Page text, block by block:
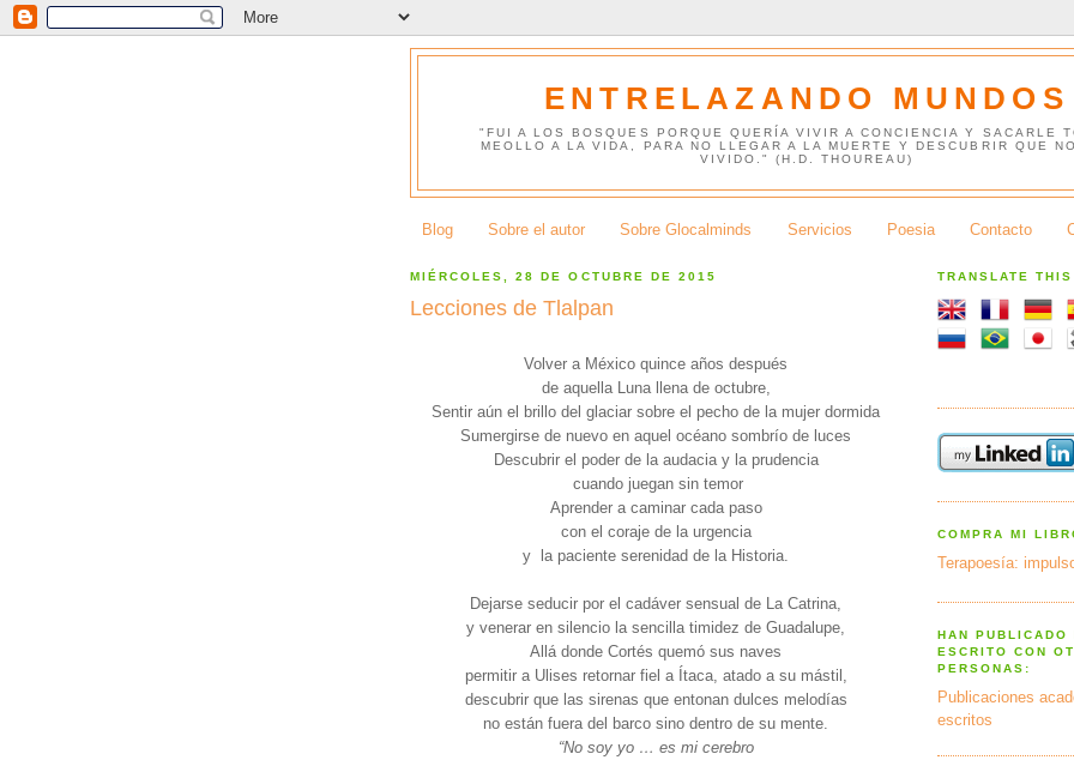
ENTRELAZANDO MUNDOS
"FUI A LOS BOSQUES PORQUE QUERÍA VIVIR A CONCIENCIA Y SACARLE
MEOLLO A LA VIDA, PARA NO LLEGAR A LA MUERTE Y DESCUBRIR QUE
VIVIDO." (H.D. THOUREAU)
Blog Sobre el autor Sobre Glocalminds Servicios Poesia Contacto
MIÉRCOLES, 28 DE OCTUBRE DE 2015
Lecciones de Tlalpan
Volver a México quince años después
de aquella Luna llena de octubre,
Sentir aún el brillo del glaciar sobre el pecho de la mujer dormida
Sumergirse de nuevo en aquel océano sombrío de luces
Descubrir el poder de la audacia y la prudencia
cuando juegan sin temor
Aprender a caminar cada paso
con el coraje de la urgencia
y la paciente serenidad de la Historia.
Dejarse seducir por el cadáver sensual de La Catrina,
y venerar en silencio la sencilla timidez de Guadalupe,
Allá donde Cortés quemó sus naves
permitir a Ulises retornar fiel a Ítaca, atado a su mástil,
descubrir que las sirenas que entonan dulces melodías
no están fuera del barco sino dentro de su mente.
“No soy yo … es mi cerebro
TRANSLATE
COMPRA MI
Terapoesía:
HAN PUBLICADO
ESCRITO CON
PERSONAS:
Publicaciones
escritos